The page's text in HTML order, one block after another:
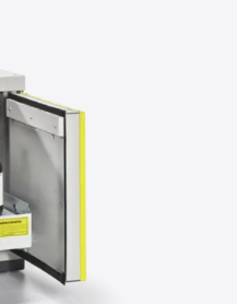
zu
die Werbe-